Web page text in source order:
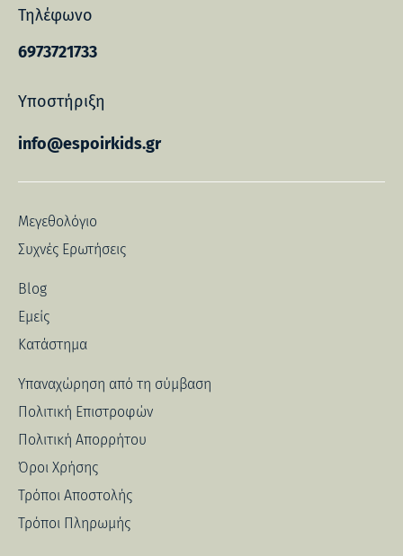
Τηλέφωνο
6973721733
Υποστήριξη
info@espoirkids.gr
Υπαναχώρηση από τη σύμβαση
Πολιτική Επιστροφών
Πολιτική Απορρήτου
Όροι Χρήσης
Τρόποι Αποστολής
Τρόποι Πληρωμής
Blog
Εμείς
Κατάστημα
Μεγεθολόγιο
Συχνές Ερωτήσεις